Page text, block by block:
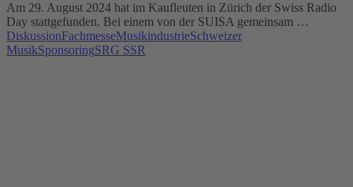
Am 29. August 2024 hat im Kaufleuten in Zürich der Swiss Radio
Day stattgefunden. Bei einem von der SUISA gemeinsam …
DiskussionFachmesseMusikindustrieSchweizer
MusikSponsoringSRG SSR